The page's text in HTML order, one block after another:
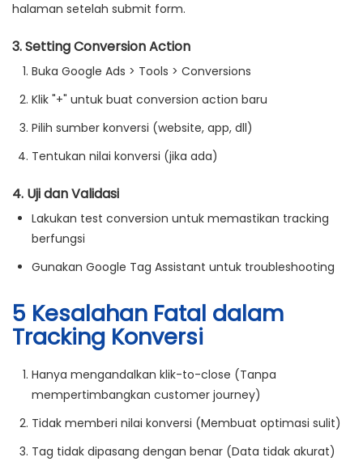
halaman setelah submit form.
3. Setting Conversion Action
Buka Google Ads > Tools > Conversions
Klik "+" untuk buat conversion action baru
Pilih sumber konversi (website, app, dll)
Tentukan nilai konversi (jika ada)
4. Uji dan Validasi
Lakukan test conversion untuk memastikan tracking
berfungsi
Gunakan Google Tag Assistant untuk troubleshooting
5 Kesalahan Fatal dalam
Tracking Konversi
Hanya mengandalkan klik-to-close (Tanpa
mempertimbangkan customer journey)
Tidak memberi nilai konversi (Membuat optimasi sulit)
Tag tidak dipasang dengan benar (Data tidak akurat)